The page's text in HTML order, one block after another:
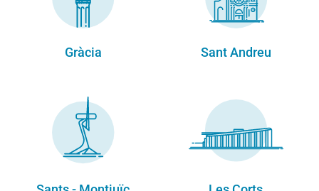
Gràcia Sant Andreu